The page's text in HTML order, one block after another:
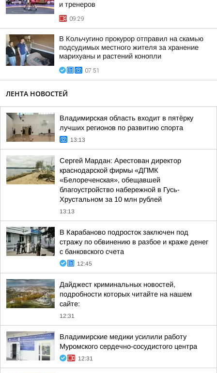
и тренеров
09:29
В Кольчугино прокурор отправил на скамью
подсудимых местного жителя за хранение
марихуаны и растений конопли
07:51
ЛЕНТА НОВОСТЕЙ
Владимирская область входит в пятёрку
лучших регионов по развитию спорта
13:13
Сергей Мардан: Арестован директор
краснодарской фирмы «ДПМК
«Белореченская», обещавшей
благоустройство набережной в Гусь-
Хрустальном за 10 млн рублей
13:13
В Карабаново подросток заключен под
стражу по обвинению в разбое и краже денег
с банковского счета
12:45
Дайджест криминальных новостей,
подробности которых читайте на нашем
сайте:
12:31
Владимирские медики усилили работу
Муромского сердечно-сосудистого центра
12:31